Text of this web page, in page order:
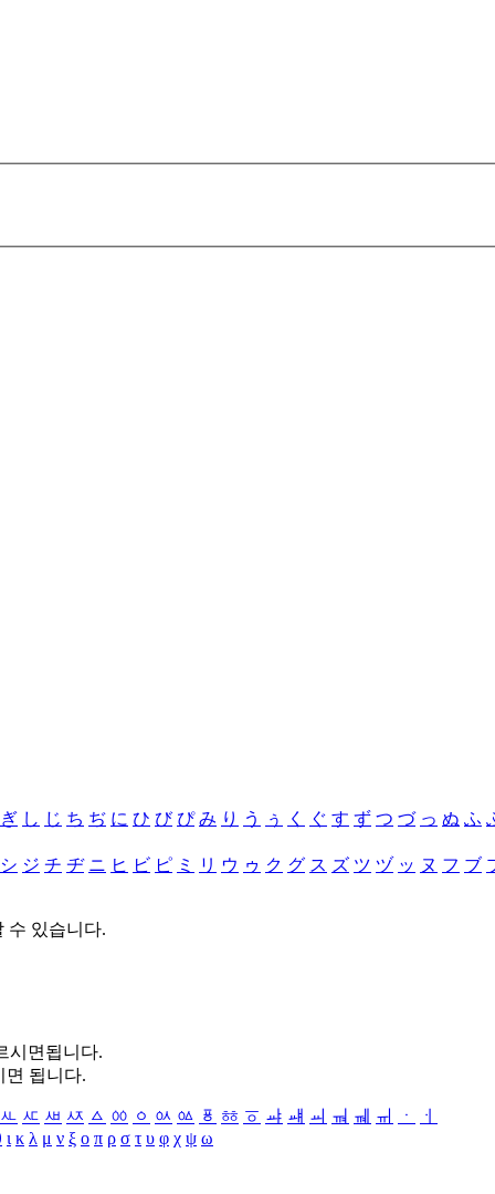
ぎ し じ ち ぢ に ひ び ぴ み り う ぅ く ぐ す ず つ づ っ ぬ ふ
シ ジ チ ヂ ニ ヒ ビ ピ ミ リ ウ ゥ ク グ ス ズ ツ ヅ ッ ヌ フ ブ
수 있습니다.
시면됩니다.
면 됩니다.
ㅻ ㅼ ㅽ ㅾ ㅿ ㆀ ㆁ ㆂ ㆃ ㆄ ㆅ ㆆ ㆇ ㆈ ㆉ ㆊ ㆋ ㆌ ㆍ
ㆎ
ι κ λ μ ν ξ ο π ρ σ τ υ φ χ ψ ω